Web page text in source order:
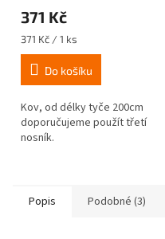
371 Kč
Měrná
cena:
371 Kč / 1 ks
Do košíku
Kov, od délky tyče 200cm
doporučujeme použít třetí
nosník.
Popis Podobné (3)